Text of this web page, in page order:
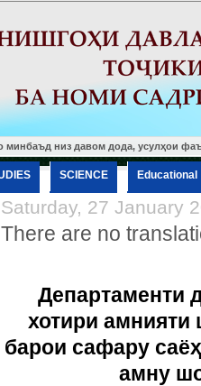
давом дода, усулҳои фаъоли
SCIENCE Еducational
Saturday, 27 January
There are no
Департаменти
хотири амнияти
барои сафару саёҳ
амну